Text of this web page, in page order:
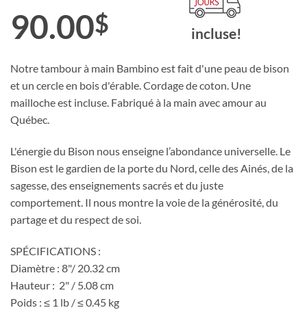
90.00$ incluse!
Notre tambour à main Bambino est fait d'une peau de bison
et un cercle en bois d'érable. Cordage de coton. Une
mailloche est incluse. Fabriqué à la main avec amour au
Québec.
L'énergie du Bison nous enseigne l’abondance universelle. Le
Bison est le gardien de la porte du Nord, celle des Ainés, de la
sagesse, des enseignements sacrés et du juste
comportement. Il nous montre la voie de la générosité, du
partage et du respect de soi.
SPÉCIFICATIONS :
Diamètre : 8"/ 20.32 cm
Hauteur : 2" / 5.08 cm
Poids : ≤ 1 lb / ≤ 0.45 kg